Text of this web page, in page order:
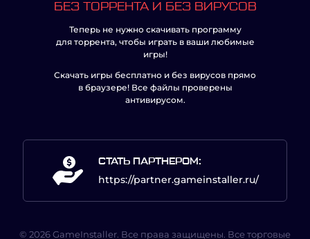
БЕЗ ТОРРЕНТА И БЕЗ ВИРУСОВ
Теперь не нужно скачивать программу
для торрента, чтобы играть в ваши любимые
игры!
Скачать игры бесплатно и без вирусов прямо
в браузере! Все файлы проверены
антивирусом.
СТАТЬ ПАРТНЕРОМ:
https://partner.gameinstaller.ru/
© 2026 GameInstaller. Все права защищены. Все торговые